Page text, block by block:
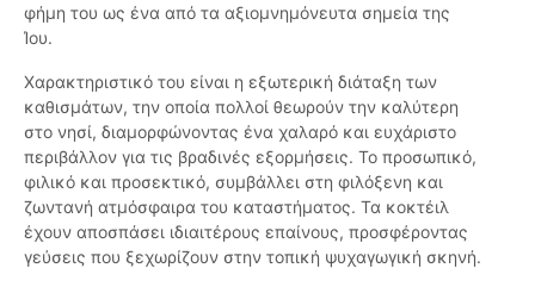
φήμη του ως ένα από τα αξιομνημόνευτα σημεία της
Ίου.
Χαρακτηριστικό του είναι η εξωτερική διάταξη των
καθισμάτων, την οποία πολλοί θεωρούν την καλύτερη
στο νησί, διαμορφώνοντας ένα χαλαρό και ευχάριστο
περιβάλλον για τις βραδινές εξορμήσεις. Το προσωπικό,
φιλικό και προσεκτικό, συμβάλλει στη φιλόξενη και
ζωντανή ατμόσφαιρα του καταστήματος. Τα κοκτέιλ
έχουν αποσπάσει ιδιαιτέρους επαίνους, προσφέροντας
γεύσεις που ξεχωρίζουν στην τοπική ψυχαγωγική σκηνή.